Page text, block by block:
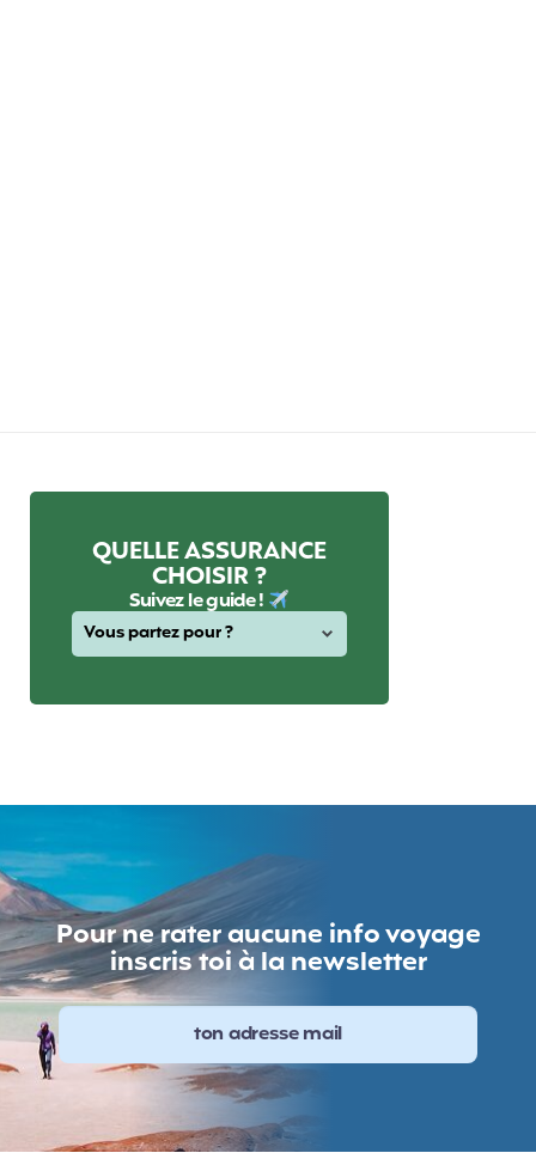
QUELLE ASSURANCE
CHOISIR ?
Suivez le guide !
Pour ne rater aucune info voyage
inscris toi à la newsletter